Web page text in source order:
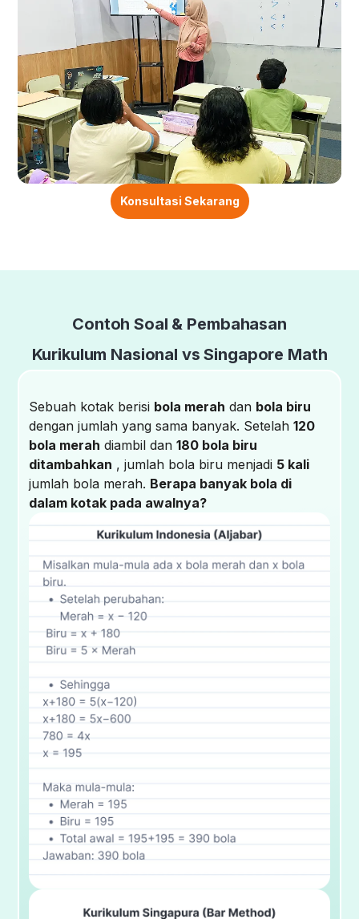
Konsultasi Sekarang
Contoh Soal & Pembahasan
Kurikulum Nasional vs Singapore Math
Sebuah kotak berisi bola merah dan bola biru
dengan jumlah yang sama banyak. Setelah120
bola merah diambil dan180 bola biru
ditambahkan , jumlah bola biru menjadi 5 kali
jumlah bola merah. Berapa banyak bola di
dalam kotak pada awalnya?